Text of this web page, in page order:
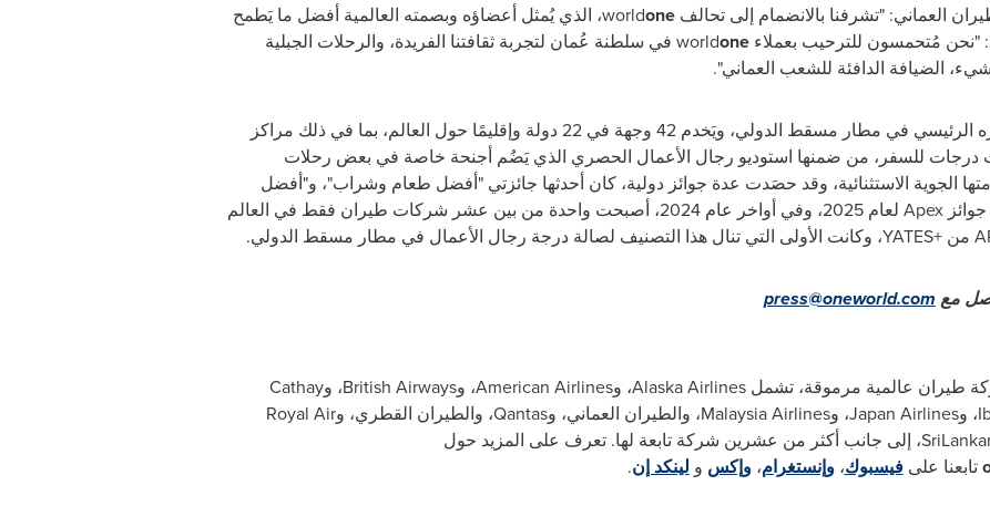
العماني: "تشرفنا بالانضمام إلى تحالفone
world، الذي يُمثل أعضاؤه وبصمته العالمية أفضل ما يَطمح
"نحن مُتحمسون للترحيب بعملاءone
world في سلطنة عُمان لتجربة ثقافتنا الفريدة، والرحلات الجبلية
الضيافة الدافئة للشعب العماني".
ويَخدم 42 وجهة في 22 دولة وإقليمًا حول العالم، بما في ذلك مراكز
درجات للسفر، من ضمنها استوديو رجال الأعمال الحصري الذي يَضُم أجنحة خاصة في بعض رحلات
الجوية الاستثنائية، وقد حصَدت عدة جوائز دولية، كان أحدثها جائزتي "أفضل طعام وشراب"، و"أفضل
Apex
لعام 2025، وفي أواخر عام 2024، أصبحت واحدة من بين عشر شركات طيران فقط في العالم
منYATES+، وكانت الأولى التي تنال هذا التصنيف لصالة درجة رجال الأعمال في مطار مسقط الدولي.
مع press@oneworld.com
طيران عالمية مرموقة، تشملAlaska Airlines، وAmerican Airlines، وBritish Airways، وCathay
، وJapan Airlines، وMalaysia Airlines، والطيران العماني، وQantas، والطيران القطري، وRoyal Air
، إلى جانب أكثر من عشرين شركة تابعة لها. تعرف على المزيد حول
تابعنا علىفيسبوك،وإنستغرام،وإكس و لينكد إن.